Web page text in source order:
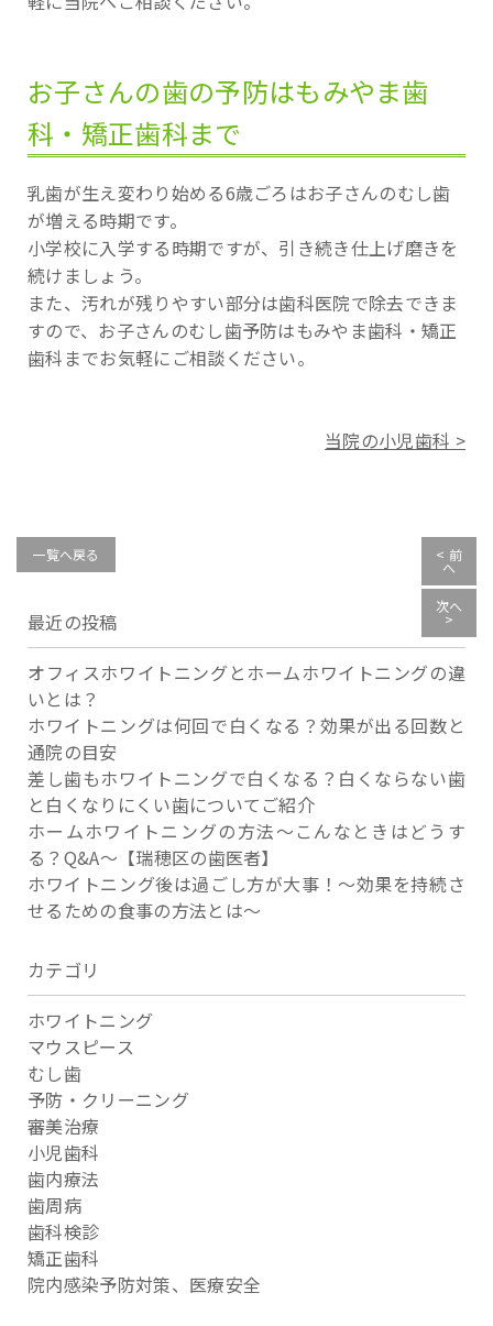
お子さんの歯の予防はもみやま歯
科・矯正歯科まで
乳歯が生え変わり始める6歳ごろはお子さんのむし歯
が増える時期です。
小学校に入学する時期ですが、引き続き仕上げ磨きを
続けましょう。
また、汚れが残りやすい部分は歯科医院で除去できま
すので、お子さんのむし歯予防はもみやま歯科・矯正
歯科までお気軽にご相談ください。
当院の小児歯科 >
一覧へ戻る < 前
へ
次へ
>
最近の投稿
オフィスホワイトニングとホームホワイトニングの違
いとは？
ホワイトニングは何回で白くなる？効果が出る回数と
通院の目安
差し歯もホワイトニングで白くなる？白くならない歯
と白くなりにくい歯についてご紹介
ホームホワイトニングの方法～こんなときはどうす
る？Q&A～【瑞穂区の歯医者】
ホワイトニング後は過ごし方が大事！～効果を持続さ
せるための食事の方法とは～
カテゴリ
ホワイトニング
マウスピース
むし歯
予防・クリーニング
審美治療
小児歯科
歯内療法
歯周病
歯科検診
矯正歯科
院内感染予防対策、医療安全